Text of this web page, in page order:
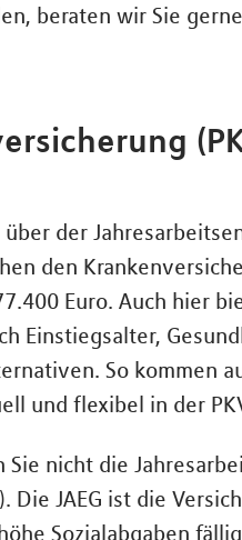
beraten wir Sie
der
den
Euro. Auch hier
Einstiegsalter,
So kommen
und flexibel in der
Sie nicht die
Die JAEG ist die
Sozialabgaben